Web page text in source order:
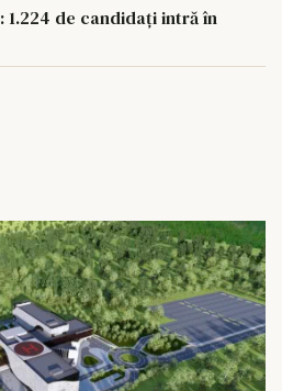
1.224 de candidați intră în